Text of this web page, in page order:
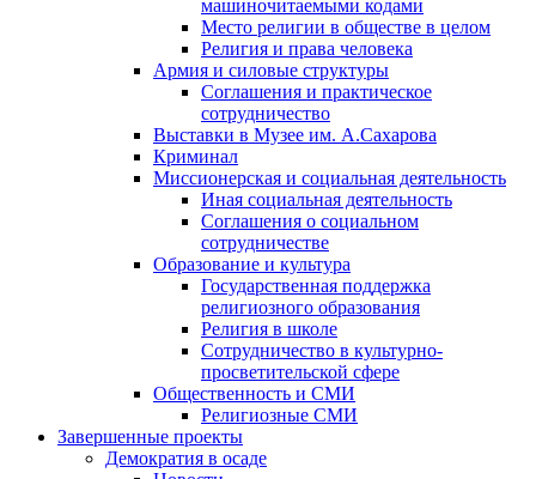
машиночитаемыми кодами
Место религии в обществе в целом
Религия и права человека
Армия и силовые структуры
Соглашения и практическое
сотрудничество
Выставки в Музее им. А.Сахарова
Криминал
Миссионерская и социальная деятельность
Иная социальная деятельность
Соглашения о социальном
сотрудничестве
Образование и культура
Государственная поддержка
религиозного образования
Религия в школе
Сотрудничество в культурно-
просветительской сфере
Общественность и СМИ
Религиозные СМИ
Завершенные проекты
Демократия в осаде